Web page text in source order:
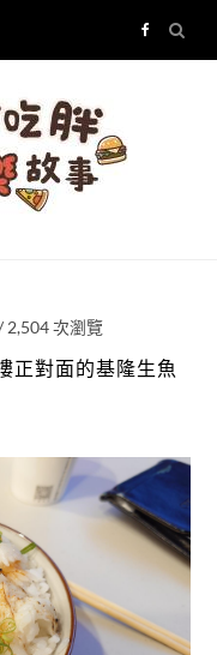
2,504次瀏覽
正對面的基隆生魚